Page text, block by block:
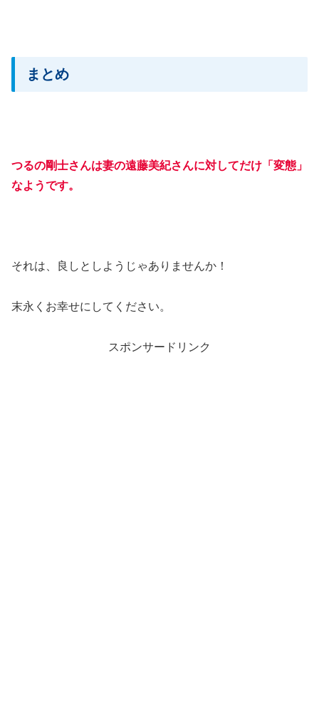
まとめ
つるの剛士さんは妻の遠藤美紀さんに対してだけ「変態」
なようです。
それは、良しとしようじゃありませんか！
末永くお幸せにしてください。
スポンサードリンク